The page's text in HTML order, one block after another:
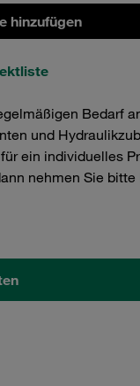
hinzufügen
Bedarf
und
ein individuelles
nehmen Sie bitte